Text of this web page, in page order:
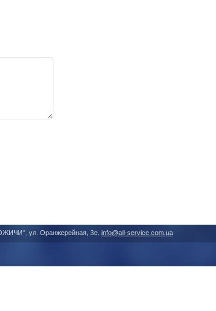
ул. Оранжерейная, 3е. info@all-service.com.ua